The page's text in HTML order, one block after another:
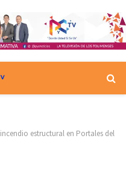
estructural en Portales del